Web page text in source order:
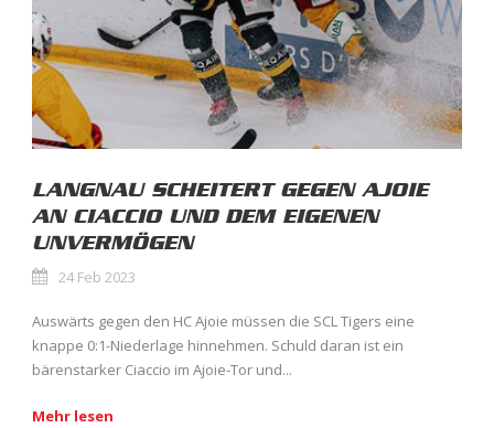
LANGNAU SCHEITERT GEGEN AJOIE
AN CIACCIO UND DEM EIGENEN
UNVERMÖGEN
24 Feb 2023
Auswärts gegen den HC Ajoie müssen die SCL Tigers eine
knappe 0:1-Niederlage hinnehmen. Schuld daran ist ein
bärenstarker Ciaccio im Ajoie-Tor und...
Mehr lesen